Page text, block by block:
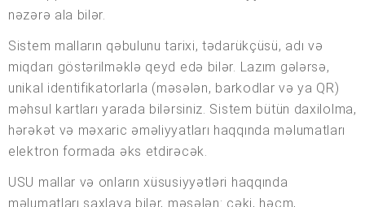
nəzərə ala bilər.
Sistem malların qəbulunu tarixi, tədarükçüsü, adı və
miqdarı göstərilməklə qeyd edə bilər. Lazım gələrsə,
unikal identifikatorlarla (məsələn, barkodlar və ya QR)
məhsul kartları yarada bilərsiniz. Sistem bütün daxilolma,
hərəkət və məxaric əməliyyatları haqqında məlumatları
elektron formada əks etdirəcək.
USU mallar və onların xüsusiyyətləri haqqında
məlumatları saxlaya bilər, məsələn: çəki, həcm,